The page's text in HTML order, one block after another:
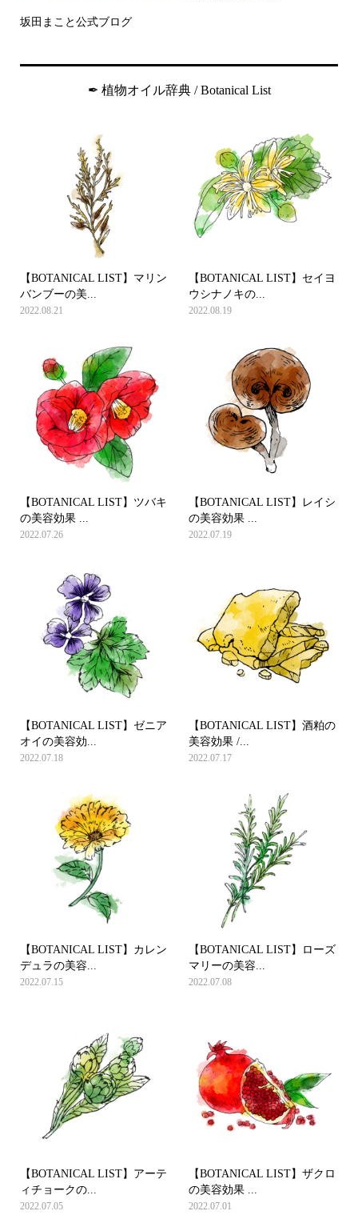
坂田まこと公式ブログ
✒︎ 植物オイル辞典 / Botanical List
【BOTANICAL LIST】マリン
バンブーの美...
2022.08.21
【BOTANICAL LIST】セイヨ
ウシナノキの...
2022.08.19
【BOTANICAL LIST】ツバキ
の美容効果 ...
2022.07.26
【BOTANICAL LIST】レイシ
の美容効果 ...
2022.07.19
【BOTANICAL LIST】ゼニア
オイの美容効...
2022.07.18
【BOTANICAL LIST】酒粕の
美容効果 /...
2022.07.17
【BOTANICAL LIST】カレン
デュラの美容...
2022.07.15
【BOTANICAL LIST】ローズ
マリーの美容...
2022.07.08
【BOTANICAL LIST】アーテ
ィチョークの...
2022.07.05
【BOTANICAL LIST】ザクロ
の美容効果 ...
2022.07.01